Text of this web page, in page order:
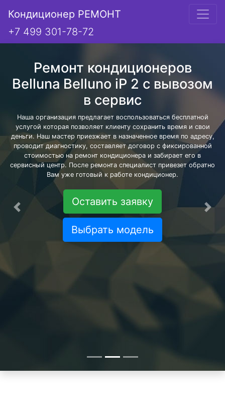
Кондиционер РЕМОНТ
+7 499 301-78-72
Ремонт кондиционеров
Belluna Belluno iP 2 с вывозом
в сервис
Наша организация предлагает воспользоваться бесплатной
услугой которая позволяет клиенту сохранить время и свои
деньги. Наш мастер приезжает в назначенное время по адресу,
проводит диагностику, составляет договор с фиксированной
стоимостью на ремонт кондиционера и забирает его в
сервисный центр. После ремонта специалист привезет обратно
Вам уже готовый к работе кондиционер.
Оставить заявку
Выбрать модель
Предыдущая